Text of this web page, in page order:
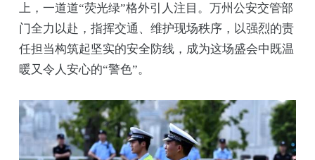
上，一道道“荧光绿”格外引人注目。万州公安交管部
门全力以赴，指挥交通、维护现场秩序，以强烈的责
任担当构筑起坚实的安全防线，成为这场盛会中既温
暖又令人安心的“警色”。